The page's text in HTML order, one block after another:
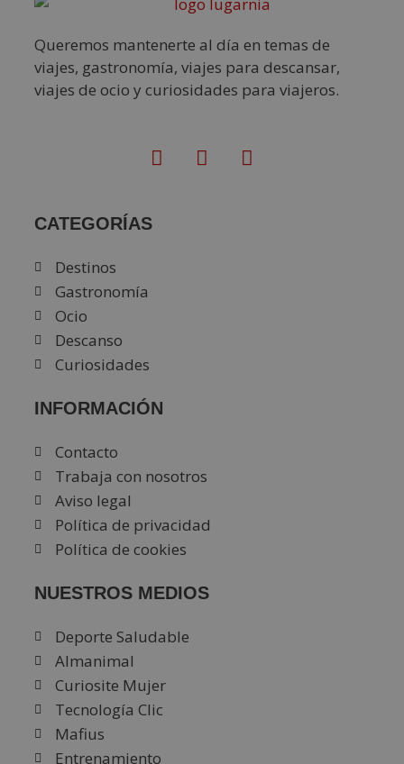
Queremos mantenerte al día en temas de
viajes, gastronomía, viajes para descansar,
viajes de ocio y curiosidades para viajeros.
CATEGORÍAS
Destinos
Gastronomía
Ocio
Descanso
Curiosidades
INFORMACIÓN
Contacto
Trabaja con nosotros
Aviso legal
Política de privacidad
Política de cookies
NUESTROS MEDIOS
Deporte Saludable
Almanimal
Curiosite Mujer
Tecnología Clic
Mafius
Entrenamiento